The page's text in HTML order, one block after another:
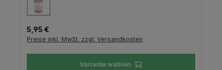
Regulärer Preis:
5,95 €
Preise inkl. MwSt. zzgl. Versandkosten
Variante wählen